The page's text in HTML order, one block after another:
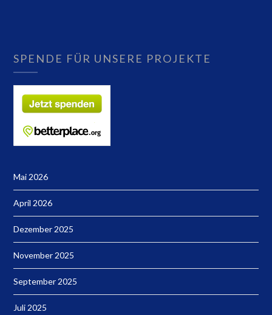
SPENDE FÜR UNSERE PROJEKTE
Mai 2026
April 2026
Dezember 2025
November 2025
September 2025
Juli 2025